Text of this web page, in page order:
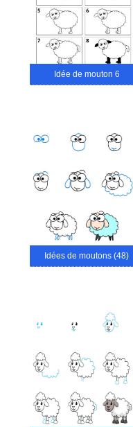
Idée de mouton 6
Idées de moutons (48)